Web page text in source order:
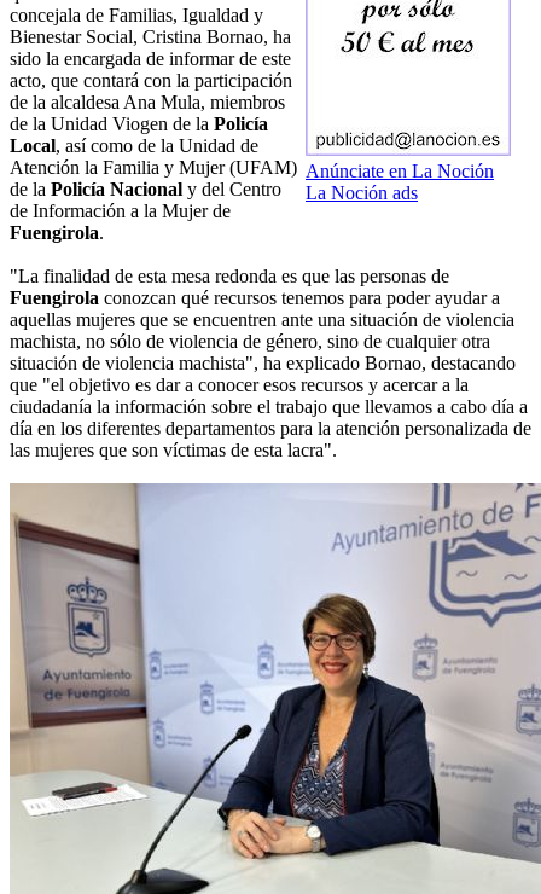
Anúnciate en La Noción
La Noción ads
concejala de Familias, Igualdad y
Bienestar Social, Cristina Bornao, ha
sido la encargada de informar de este
acto, que contará con la participación
de la alcaldesa Ana Mula, miembros
de la Unidad Viogen de la Policía
Local, así como de la Unidad de
Atención la Familia y Mujer (UFAM)
de la Policía Nacional y del Centro
de Información a la Mujer de
Fuengirola.
"La finalidad de esta mesa redonda es que las personas de
Fuengirola conozcan qué recursos tenemos para poder ayudar a
aquellas mujeres que se encuentren ante una situación de violencia
machista, no sólo de violencia de género, sino de cualquier otra
situación de violencia machista", ha explicado Bornao, destacando
que "el objetivo es dar a conocer esos recursos y acercar a la
ciudadanía la información sobre el trabajo que llevamos a cabo día a
día en los diferentes departamentos para la atención personalizada de
las mujeres que son víctimas de esta lacra".